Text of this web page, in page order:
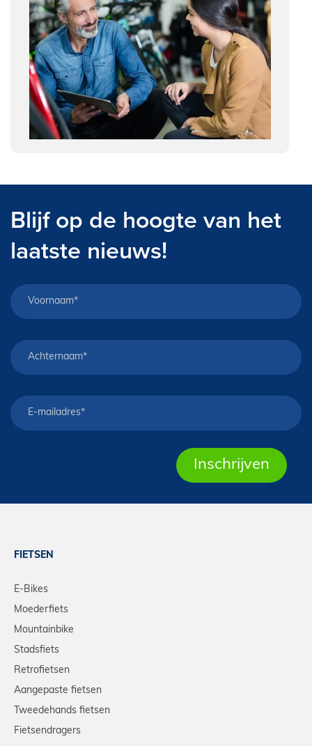
Blijf op de hoogte van het
laatste nieuws!
FIETSEN
E-Bikes
Moederfiets
Mountainbike
Stadsfiets
Retrofietsen
Aangepaste fietsen
Tweedehands fietsen
Fietsendragers